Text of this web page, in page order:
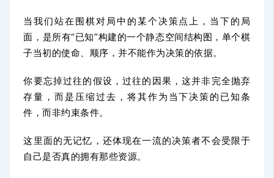
当我们站在围棋对局中的某个决策点上，当下的局
面，是所有“已知”构建的一个静态空间结构图，单个棋
子当初的使命、顺序，并不能作为决策的依据。
你要忘掉过往的假设，过往的因果，这并非完全抛弃
存量，而是压缩过去，将其作为当下决策的已知条
件，而非约束条件。
这里面的无记忆，还体现在一流的决策者不会受限于
自己是否真的拥有那些资源。